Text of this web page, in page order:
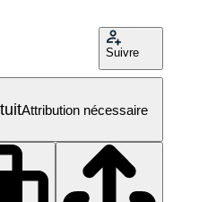
Suivre
Attribution nécessaire